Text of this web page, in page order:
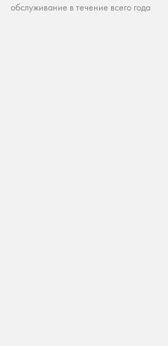
обслуживание в течение всего года